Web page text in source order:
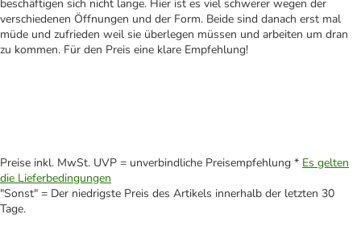
beschäftigen sich nicht lange. Hier ist es viel schwerer wegen der
verschiedenen Öffnungen und der Form. Beide sind danach erst mal
müde und zufrieden weil sie überlegen müssen und arbeiten um dran
zu kommen. Für den Preis eine klare Empfehlung!
Preise inkl. MwSt. UVP = unverbindliche Preisempfehlung * Es gelten
die Lieferbedingungen
"Sonst" = Der niedrigste Preis des Artikels innerhalb der letzten 30
Tage.